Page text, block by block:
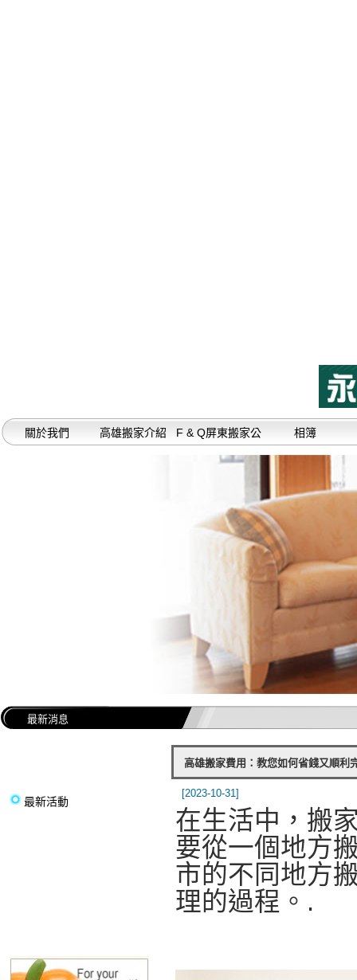
關於我們 高雄搬家介紹 F & Q屏東搬家公 相簿
最新消息
最新活動
高雄搬家費用：教您如何省錢又順利
[2023-10-31]
在生活中，搬
要從一個地方
市的不同地方
理的過程。.